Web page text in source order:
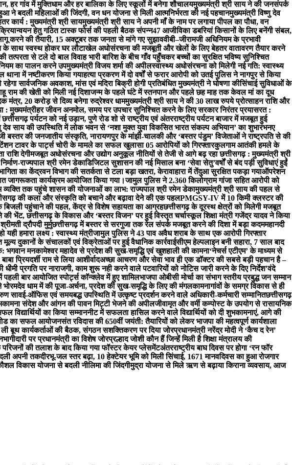
हर गांव में मुक्तिधाम और हर बालिका के लिए स्कूलों में बनेगा शौचालयमुख्यमंत्री श्री साय ने की जनसंपर्क
ने बदली महिलाओं की जिंदगी, वन धन योजना से मिली आत्मनिर्भरता की नई पहचानमुख्यमंत्री विष्णु देव
कार्य : मुख्यमंत्री श्री सायमुख्यमंत्री श्री साय ने अपनी माँ के नाम पर लगाया पीपल का पौधा, वन
हेतु गठित टास्क फोर्स की पहली बैठक संपन्न47 आजीविका डबरियां किसानों के लिए बनेंगी संबल,
करने की तैयारी, 15 अक्टूबर तक जनता से मांगे गए सुझाववीबी–जीरामजी अधिनियम के प्रभावी
के साथ स्वस्थ होकर घर लौटाखेल अधोसंरचना की मजबूती और खेलों के लिए बेहतर वातावरण तैयार करने
तत्परता से टले दो बाल विवाह भारी बारिश के बीच गाँव पहुँचकर बच्चों का सुरक्षित भविष्य सुनिश्चित
का पालन करने उपमुख्यमंत्री विजय शर्मा की अपीलस्वास्थ्य अधोसंरचना को मिलेगी नई गति: स्वास्थ्य
में नष्टीकरण किया गयाहत्या प्रकरण में दो वर्षों से फरार आरोपी को उतई पुलिस ने नागपुर से किया
सार्वजनिक अवकाश, मांस एवं मदिरा बिक्री होगी प्रतिबंधित मुख्यमंत्री ने घोषणा कीसिंचाई सुविधाओं के
की खेती को मिली नई दिशाजन्म के पहले घंटे में स्तनपान और पहले छह माह तक केवल मां का दूध
मंत्र, 20 करोड़ से दिव्य बनेगा रुद्रेश्वर धाममुख्यमंत्री श्री साय ने की 30 लाख रुपये प्रोत्साहन राशि और
: मुख्यमंत्रीहर जीवन अनमोल, समय पर उपचार सुनिश्चित करने के लिए सरकार निरंतर प्रयासरत :
पर्यटन को नई उड़ान, पुणे रोड शो से राष्ट्रीय एवं अंतरराष्ट्रीय पर्यटन बाजार में मजबूत हुई
देव साय की उपस्थिति में लोक भवन से ‘नशा मुक्त युवा विकसित भारत संकल्प अभियान’ का शुभारंभनए
बस्तर की जनजातीय संस्कृति, नारायणपुर के मांझी-चालकी और ‘बस्तर पंडुम’ विजेताओं ने राष्ट्रपति से की
टावर के पार्ट्स चोरी के मामले का सफल खुलासा 05 आरोपियों को गिरफ्तारकुलगाम आतंकी हमले के
राशि देगीमजबूत अधोसंरचना और उद्योग अनुकूल नीतियों से तेजी से आगे बढ़ रहा छत्तीसगढ़ : मुख्यमंत्री श्री
राज्यपाल श्री रमेन डेका​डिजिटल सुशासन की नई मिसाल बना ‘सेवा सेतु’वर्षों से बंद पड़ी सुविधाएं हुईं
का केंद्रवन विभाग की सतर्कता से टला बड़ा खतरा, केरावाहारा में तेंदुआ सुरक्षित पकड़ा गयाऑपरेशन
जागरूकता कार्यक्रम आयोजित किया गया।जामुल पुलिस ने 2.360 किलोग्राम गांजा सहित आरोपी को
तक पहुंचे शासन की योजनाओं का लाभ: राज्यपाल श्री रमेन डेकामुख्यमंत्री श्री साय की पहल से
की कला और संस्कृति को बचाने और बढ़ावा देने की एक पहलPMGSY-IV में 10 किमी क्लस्टर की
बिजली पहुंचाने की पहल, केंद्र से विशेष सहायता का आग्रहछत्तीसगढ़ के दूरस्थ क्षेत्रों को मिलेगी मजबूत
की भेंट, छत्तीसगढ़ के विकास और ‘बस्तर विजन’ पर हुई विस्तृत चर्चास्कूल शिक्षा मंत्री गजेंद्र यादव ने किया
द्रौपदी मुर्मुछत्तीसगढ़ में बस्तर से सरगुजा तक रेल संपर्क मजबूत करने की दिशा में बड़ा कदममहानदी
यही हमारा लक्ष्य : स्वास्थ्य मंत्रीजामुल पुलिस ने 43 पाव अवैध शराब के साथ एक आरोपी गिरफ्तार
मूल्य दुकानों के संचालकों एवं विक्रेताओं पर हुई वैधानिक कार्रवाईसीएम हेल्पलाइन बनी सहारा, 7 साल बाद
भगवान मनकामेश्वर महादेव से प्रदेश की सुख-समृद्धि एवं खुशहाली की कामना‘नेचर्स एटीएम’ के माध्यम से
प्रियदर्शी राम से लिया आशीर्वादअच्छा आचरण और सेवा भाव ही एक डॉक्टर की सबसे बड़ी पहचान है –
धीमी प्रगति पर नाराजगी, काम शुरू नही करने वाले पटवारियों को नोटिस जारी करने के दिए निर्देश’वंदे
पहली बार आयोजित स्पोर्ट्स कॉन्क्लेव में हुए शामिलभाजपा ओबीसी मोर्चा का संभाग स्तरीय प्रबुद्ध जन सम्मान
भोरमदेव धाम में की पूजा-अर्चना, प्रदेश की सुख-समृद्धि के लिए की मंगलकामनागांवों के समग्र विकास से ही
सावई-ऑफिस एवं समयबद्ध उपस्थिति में उत्कृष्ट प्रदर्शन करने वाले अधिकारी-कर्मचारी सम्मानितछत्तीसगढ़
संदेश और आंगन की पावन मिट्टी भेजने की अपीलजीवामृत और वर्मी कम्पोस्ट के उपयोग से रासायनिक
विद्यार्थियों का किया सम्माननीट में सफलता हासिल करने वाले विद्यार्थियों को दी शुभकामनाएं, आगे की
का सफल आयोजनसंत रविदास की 650वीं जयंती: तैयारियों को लेकर भाजपा की महत्वपूर्ण कार्यशाला
बूथ कार्यकर्ताओं की बैठक, संगठन सशक्तिकरण पर दिया जोरप्रधानमंत्री नरेंद्र मोदी ने ‘कैच द रेन’
पर प्रधानमंत्री का विशेष जोरप्रल्हाद जोशी कौन हैं जिन्हें मिली है शिक्षा मंत्रालय की
परिजनों की तलाश के बाद किया गया फॉस्टर केयर प्लेसमेंटअंतरराष्ट्रीय बाघ दिवस पर होगा ‘रन फॉर
अपनी तकदीरभू-जल स्तर बढ़ा, 10 हेक्टेयर भूमि को मिली सिंचाई, 1671 मानवदिवस का हुआ रोजगार
विकास योजना से बदली नीलिमा की जिंदगीमुद्रा योजना से मिले ऋण से बढ़ाया किराना व्यवसाय, आज